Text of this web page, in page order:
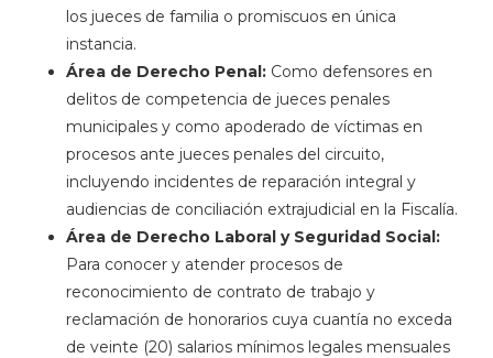
los jueces de familia o promiscuos en única
instancia.
Área de Derecho Penal: Como defensores en
delitos de competencia de jueces penales
municipales y como apoderado de víctimas en
procesos ante jueces penales del circuito,
incluyendo incidentes de reparación integral y
audiencias de conciliación extrajudicial en la Fiscalía.
Área de Derecho Laboral y Seguridad Social:
Para conocer y atender procesos de
reconocimiento de contrato de trabajo y
reclamación de honorarios cuya cuantía no exceda
de veinte (20) salarios mínimos legales mensuales